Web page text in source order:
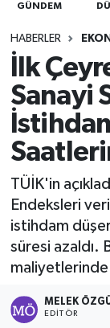
GÜNDEM
HABERLER
İlk
Sanayi
TÜİK'in
Endeksleri
istihdam
süresi azaldı.
MELEK
EDITÖR
Güncel
Gündem
Magazin
Politika
Sağlık
Spor
Tarih -
Yaşam
Süper Lig
Tüm
Son
Haber